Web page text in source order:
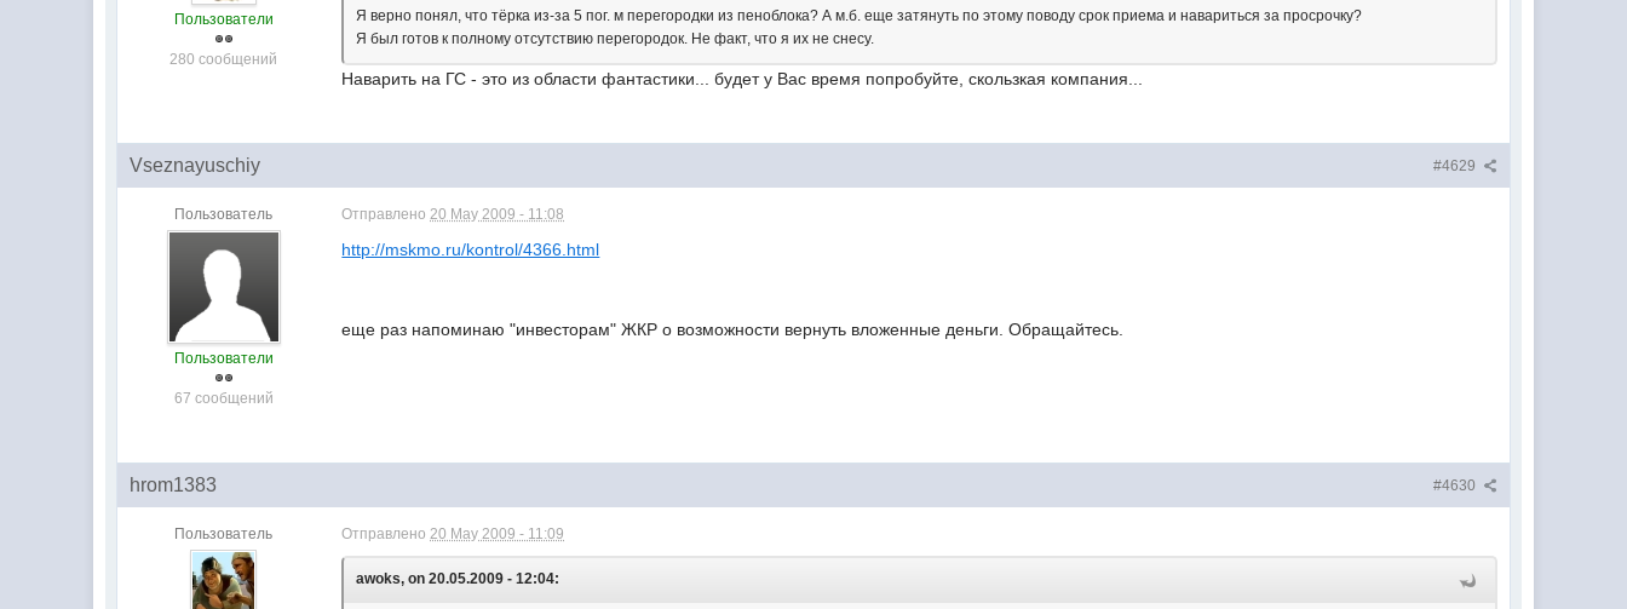
Пользователи
280 сообщений
Я верно понял, что тёрка из-за 5 пог. м перегородки из пеноблока? А м.б. еще затянуть по этому поводу срок приема и навариться за просрочку?
Я был готов к полному отсутствию перегородок. Не факт, что я их не снесу.
Наварить на ГС - это из области фантастики... будет у Вас время попробуйте, скользкая компания...
#4629
Vseznayuschiy
Пользователь
Пользователи
67 сообщений
Отправлено20 May 2009 - 11:08
http://mskmo.ru/kontrol/4366.html
еще раз напоминаю "инвесторам" ЖКР о возможности вернуть вложенные деньги. Обращайтесь.
#4630
hrom1383
Пользователь Отправлено20 May 2009 - 11:09
awoks, on 20.05.2009 - 12:04: